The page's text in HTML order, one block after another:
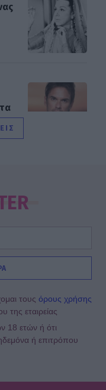
τους όρους χρήσης
της εταιρείας
18 ετών ή ότι
ή επιτρόπου